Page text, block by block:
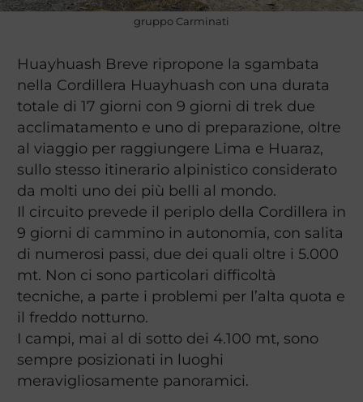
gruppo Carminati
Huayhuash Breve ripropone la sgambata
nella Cordillera Huayhuash con una durata
totale di 17 giorni con 9 giorni di trek due
acclimatamento e uno di preparazione, oltre
al viaggio per raggiungere Lima e Huaraz,
sullo stesso itinerario alpinistico considerato
da molti uno dei più belli al mondo.
Il circuito prevede il periplo della Cordillera in
9 giorni di cammino in autonomia, con salita
di numerosi passi, due dei quali oltre i 5.000
mt. Non ci sono particolari difficoltà
tecniche, a parte i problemi per l’alta quota e
il freddo notturno.
I campi, mai al di sotto dei 4.100 mt, sono
sempre posizionati in luoghi
meravigliosamente panoramici.